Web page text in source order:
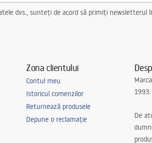
dvs., sunteți de acord să primiți
Zona clientului
Contul meu
Istoricul comenzilor
Returnează produsele
Depune o reclamație
1993.
De